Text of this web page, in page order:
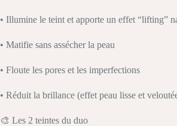
• Illumine le teint et apporte un effet “lifting”
• Matifie sans assécher la peau
• Floute les pores et les imperfections
• Réduit la brillance (effet peau lisse et
🎨 Les 2 teintes du duo